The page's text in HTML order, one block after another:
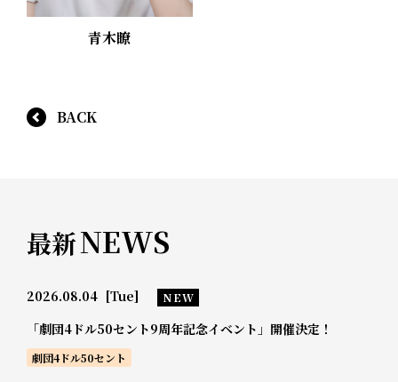
青木瞭
BACK
最新NEWS
2026.08.04 [Tue] NEW
「劇団4ドル50セント9周年記念イベント」開催決定！
劇団4ドル50セント